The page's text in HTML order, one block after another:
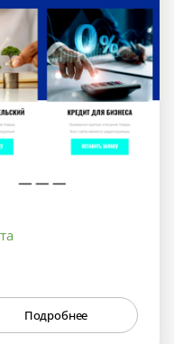
Подробнее